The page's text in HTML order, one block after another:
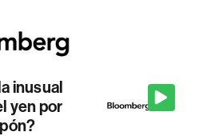
inusual
yen por